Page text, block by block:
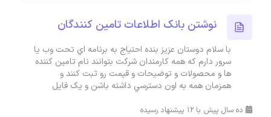
نوشتن بانک اطلاعات تامين کنندگان
با سلام دوستان عزيز بنده احتياج به برنامه اي تحت وب يا
سرور دارم که همه کارمندان شرکت بتوانند نام تامين کننده
ها و محصولات و توضيحات و قيمت رو ثبت کنند و
همزمان همه به اون دسترسي داشته باشن و يک فايل
ده سال پیش با 12 پیشنهاد رسیده